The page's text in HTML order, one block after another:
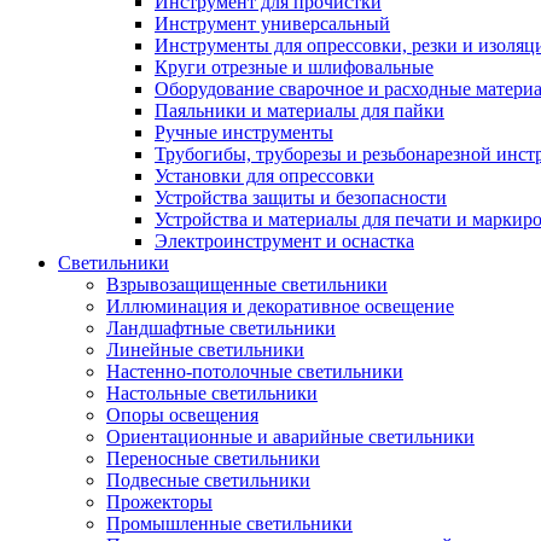
Инструмент универсальный
Инструменты для опрессовки, резки и
Круги отрезные и шлифовальные
Оборудование сварочное и расходные
Паяльники и материалы для пайки
Ручные инструменты
Трубогибы, труборезы и резьбонарезной
Установки для опрессовки
Устройства защиты и безопасности
Устройства и материалы для печати и
Электроинструмент и оснастка
Светильники
Взрывозащищенные светильники
Иллюминация и декоративное освещение
Ландшафтные светильники
Линейные светильники
Настенно-потолочные светильники
Настольные светильники
Опоры освещения
Ориентационные и аварийные светильники
Переносные светильники
Подвесные светильники
Прожекторы
Промышленные светильники